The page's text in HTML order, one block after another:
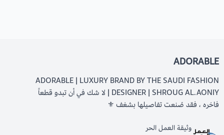
ADORABLE
ADORABLE | LUXURY BRAND BY THE SAUDI FASHION
DESIGNER | SHROUG AL.AONIY | لا شك في أن تبدو قطعاً
فاخره ، فقد صُنعت تفاصيلها بشغف ⚜️
وثيقة العمل الحر